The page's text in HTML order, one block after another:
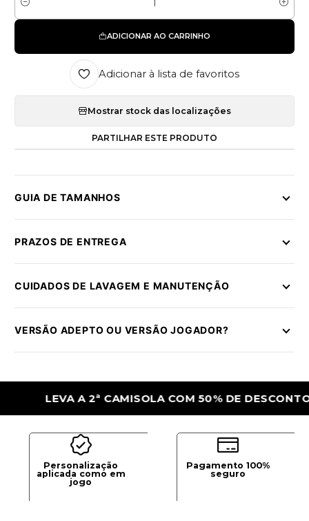
Quantidade
ADICIONAR AO CARRINHO
Adicionar à lista de favoritos
Mostrar stock das localizações
PARTILHAR ESTE PRODUTO
GUIA DE TAMANHOS
PRAZOS DE ENTREGA
CUIDADOS DE LAVAGEM E MANUTENÇÃO
VERSÃO ADEPTO OU VERSÃO JOGADOR?
LEVA A 2ª CAMISOLA COM 50% DE DESCONTO
Personalização
aplicada como em
jogo
Pagamento 100%
seguro